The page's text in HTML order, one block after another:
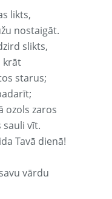
likts,
nostaigāt.
slikts,
krāt
starus;
ozols zaros
sauli vīt.
Tavā dienā!
vārdu